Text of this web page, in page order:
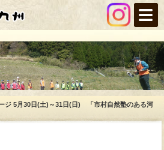
ジ 5月30日(土)～31日(日) 「市村自然塾のある河